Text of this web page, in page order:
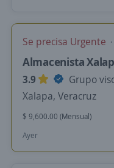
Se precisa Urgente
Almacenista
3.9
Grupo
Xalapa, Veracruz
$ 9,600.00 (Mensual)
Ayer